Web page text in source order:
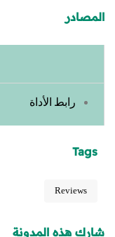
المصادر
رابط الأداة
Tags
Reviews
شارك هذه المدونة